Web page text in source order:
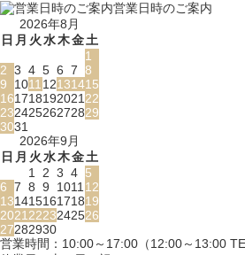
営業日時のご案内
2026年8月
日 月 火水木金土
1
2 3 4 5 6 7 8
9
101112131415
16171819202122
23242526272829
3031
2026年9月
日 月 火水木金土
1 2 3 4 5
6 7 8 9 101112
13141516171819
20212223242526
27282930
営業時間：10:00～17:00（12:00～13:00